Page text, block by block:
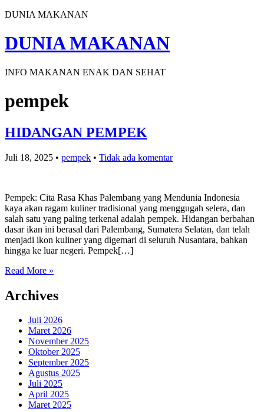
DUNIA MAKANAN
DUNIA MAKANAN
INFO MAKANAN ENAK DAN SEHAT
pempek
HIDANGAN PEMPEK
Juli 18, 2025 • pempek • Tidak ada komentar
Pempek: Cita Rasa Khas Palembang yang Mendunia Indonesia
kaya akan ragam kuliner tradisional yang menggugah selera, dan
salah satu yang paling terkenal adalah pempek. Hidangan berbahan
dasar ikan ini berasal dari Palembang, Sumatera Selatan, dan telah
menjadi ikon kuliner yang digemari di seluruh Nusantara, bahkan
hingga ke luar negeri. Pempek[…]
Read More »
Archives
Juli 2026
Maret 2026
November 2025
Oktober 2025
September 2025
Agustus 2025
Juli 2025
April 2025
Maret 2025